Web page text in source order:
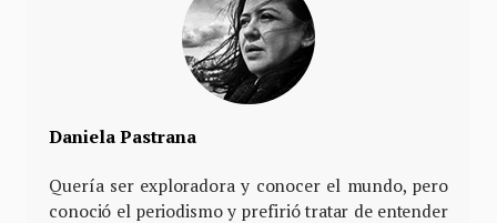
Daniela Pastrana
Quería ser exploradora y conocer el mundo, pero
conoció el periodismo y prefirió tratar de entender